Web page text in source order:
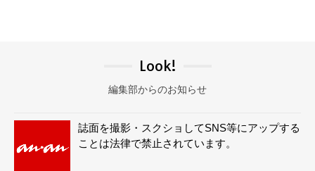
Look!
編集部からのお知らせ
誌面を撮影・スクショしてSNS等にアップする
ことは法律で禁止されています。